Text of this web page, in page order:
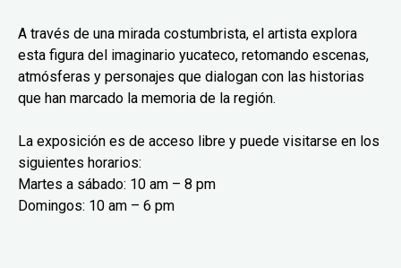
A través de una mirada costumbrista, el artista explora
esta figura del imaginario yucateco, retomando escenas,
atmósferas y personajes que dialogan con las historias
que han marcado la memoria de la región.
La exposición es de acceso libre y puede visitarse en los
siguientes horarios:
Martes a sábado: 10 am – 8 pm
Domingos: 10 am – 6 pm